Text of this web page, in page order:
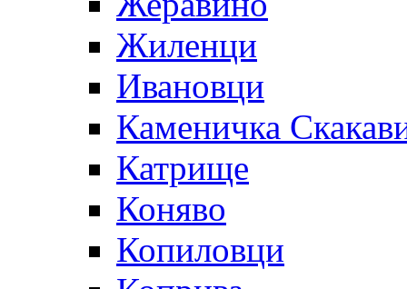
Жиленци
Ивановци
Каменичка
Катрище
Коняво
Копиловци